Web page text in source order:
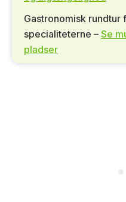
Gastronomisk rundtur
specialiteterne – Se
pladser